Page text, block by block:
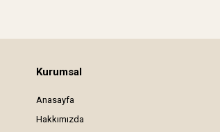
Kurumsal
Anasayfa
Hakkımızda